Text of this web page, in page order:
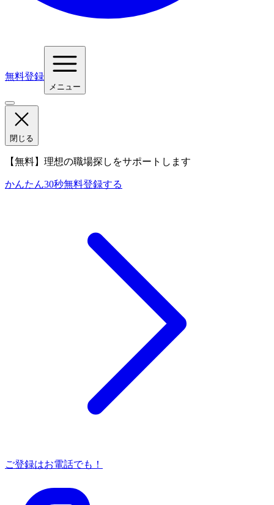
無料登録
メニュー
閉じる
【無料】理想の職場探しをサポートします
かんたん30秒無料登録する
ご登録はお電話でも！